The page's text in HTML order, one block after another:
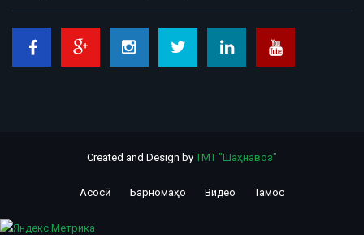
Created and Design by ТМТ "Шаҳнавоз"
Асосӣ Барномаҳо Видео Тамос